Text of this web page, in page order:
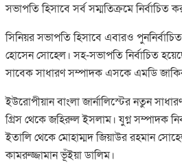
সভাপতি হিসাবে সর্ব সম্মতিক্রমে নির্বাচিত
সিনিয়র সভাপতি হিসাবে এবারও
হোসেন সোহেল। সহ-সভাপতি নির্বাচিত
সাবেক সাধারণ সম্পাদক এসকে এমডি
ইউরোপীয়ান বাংলা জার্নালিস্টের নতুন
গ্রিস থেকে জহিরুল ইসলাম। যুগ্ন সম্পাদক
ইতালি থেকে মোহাম্মদ জিয়াউর রহমান
কামরুজ্জামান ভূঁইয়া ডালিম।